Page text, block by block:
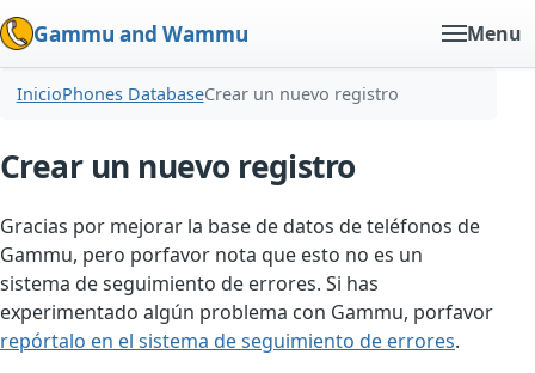
Gammu and Wammu Menu
InicioPhones DatabaseCrear un nuevo registro
Crear un nuevo registro
Gracias por mejorar la base de datos de teléfonos de
Gammu, pero porfavor nota que esto no es un
sistema de seguimiento de errores. Si has
experimentado algún problema con Gammu, porfavor
repórtalo en el sistema de seguimiento de errores.